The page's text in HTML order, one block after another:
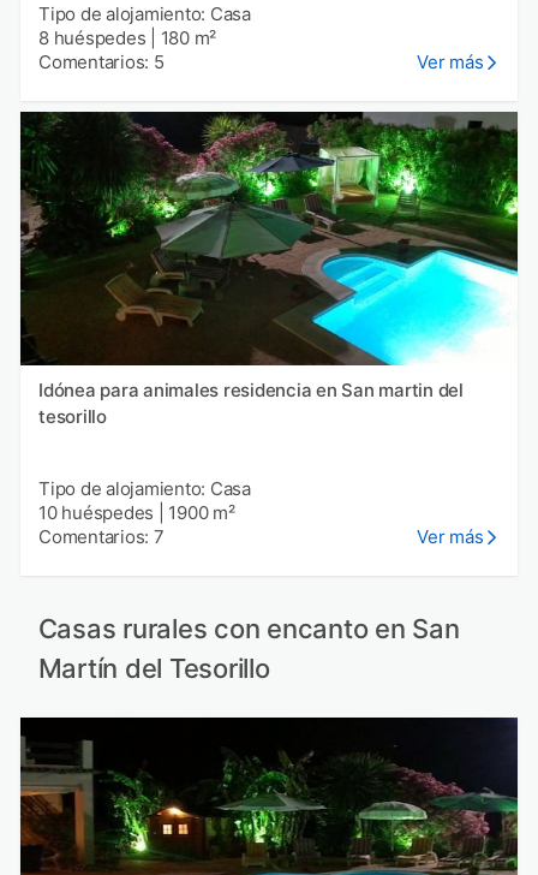
Tipo de alojamiento: Casa
8 huéspedes
180 m²
Comentarios: 5
Ver más
Idónea para animales residencia en San martin del
tesorillo
Tipo de alojamiento: Casa
10 huéspedes
1900 m²
Comentarios: 7
Ver más
Casas rurales con encanto en San
Martín del Tesorillo